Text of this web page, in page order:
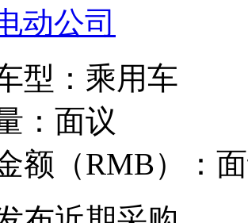
动公司
型： 乘用车
： 面议
额（RMB）：